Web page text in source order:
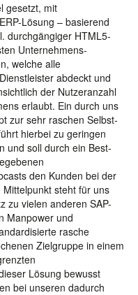
gesetzt, mit
Lösung – basierend
durchgängiger HTML5-
Unternehmens-
welche alle
abdeckt und
der Nutzeranzahl
erlaubt. Ein durch uns
zur sehr raschen Selbst-
hierbei zu geringen
und soll durch ein Best-
den Kunden bei der
steht für uns
zu vielen anderen SAP-
Manpower und
rasche
Zielgruppe in einem
Lösung bewusst
bei unseren dadurch